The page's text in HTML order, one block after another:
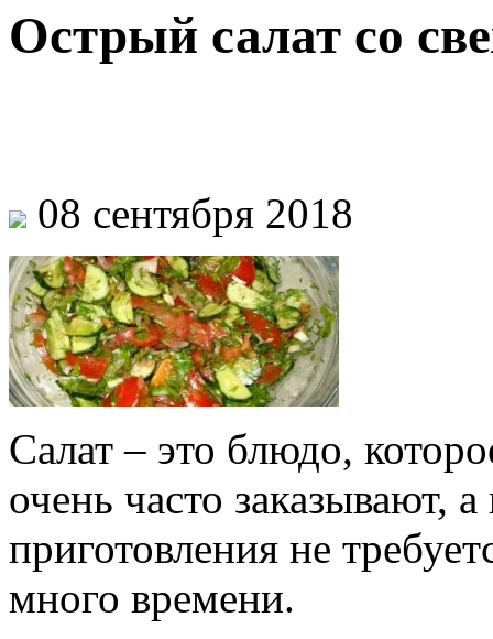
Острый салат со
08 сентября 2018
Салат – это блюдо,
очень часто заказывают,
приготовления не
много времени.